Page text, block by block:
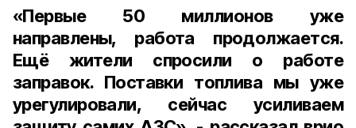
«Первые 50 миллионов уже
направлены, работа продолжается.
Ещё жители спросили о работе
заправок. Поставки топлива мы уже
урегулировали, сейчас усиливаем